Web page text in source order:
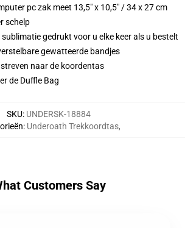
pc zak meet 13,5" x 10,5" / 34 x 27 cm
schelp
gedrukt voor u elke keer als u bestelt
gewatteerde bandjes
naar de koordentas
de Duffle Bag
SKU: UNDERSK-18884
: Underoath Trekkoordtas,
Customers Say